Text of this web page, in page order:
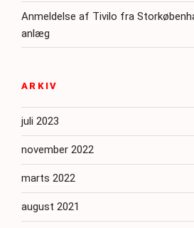
Anmeldelse af Tivilo fra
anlæg
ARKIV
juli 2023
november 2022
marts 2022
august 2021